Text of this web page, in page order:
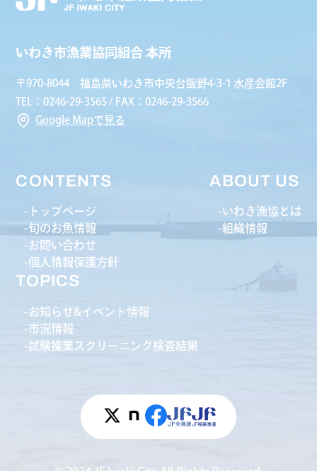
いわき市漁業協同組合 本所
〒970-8044 福島県いわき市中央台飯野4-3-1 水産会館2F
TEL：0246-29-3565 / FAX：0246-29-3566
Google Mapで見る
CONTENTS
トップページ
旬のお魚情報
お問い合わせ
個人情報保護方針
ABOUT US
いわき漁協とは
組織情報
TOPICS
お知らせ&イベント情報
市況情報
試験操業スクリーニング検査結果